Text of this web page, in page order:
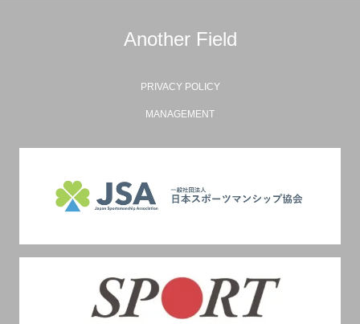
Another Field
PRIVACY POLICY
MANAGEMENT